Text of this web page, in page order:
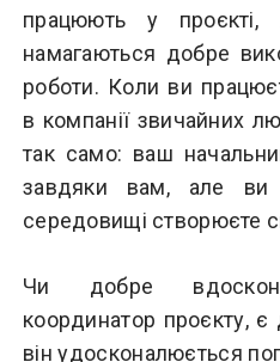
працюють у проєкті,
намагаються добре
роботи. Коли ви
в компанії звичайних
так само: ваш
завдяки вам, але
середовищі створюєте
Чи добре
координатор проєкту,
він удосконалюється